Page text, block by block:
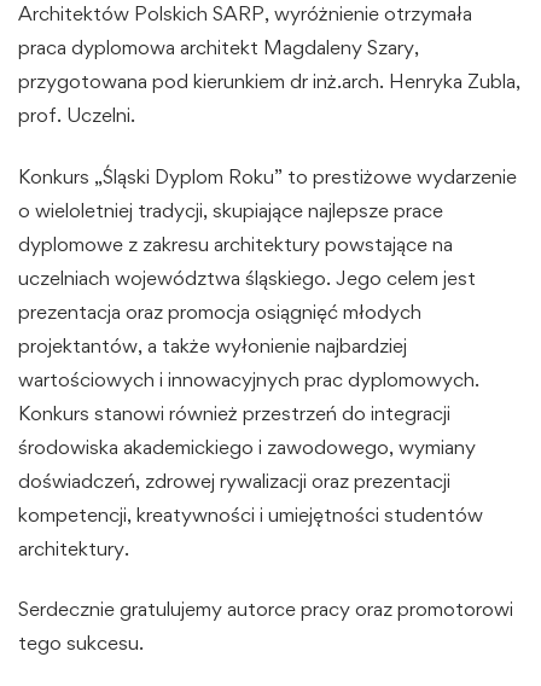
Architektów Polskich SARP, wyróżnienie otrzymała
praca dyplomowa architekt Magdaleny Szary,
przygotowana pod kierunkiem dr inż.arch. Henryka Zubla,
prof. Uczelni.
Konkurs „Śląski Dyplom Roku” to prestiżowe wydarzenie
o wieloletniej tradycji, skupiające najlepsze prace
dyplomowe z zakresu architektury powstające na
uczelniach województwa śląskiego. Jego celem jest
prezentacja oraz promocja osiągnięć młodych
projektantów, a także wyłonienie najbardziej
wartościowych i innowacyjnych prac dyplomowych.
Konkurs stanowi również przestrzeń do integracji
środowiska akademickiego i zawodowego, wymiany
doświadczeń, zdrowej rywalizacji oraz prezentacji
kompetencji, kreatywności i umiejętności studentów
architektury.
Serdecznie gratulujemy autorce pracy oraz promotorowi
tego sukcesu.